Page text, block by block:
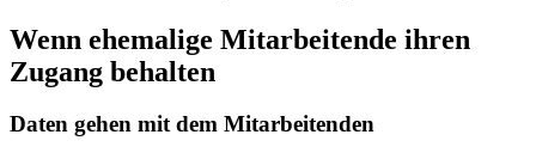
Wenn ehemalige Mitarbeitende ihren
Zugang behalten
Daten gehen mit dem Mitarbeitenden